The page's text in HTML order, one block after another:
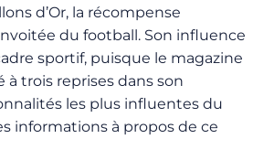
d’Or, la récompense
du football. Son influence
sportif, puisque le magazine
à trois reprises dans son
les plus influentes du
informations à propos de ce